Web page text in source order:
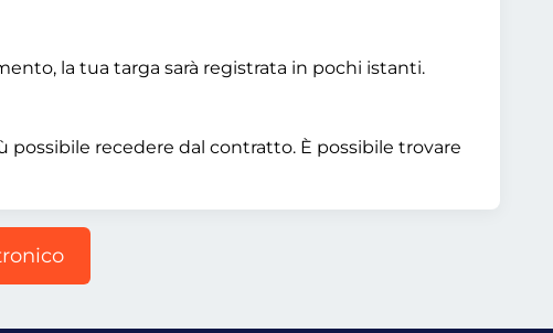
la tua targa sarà registrata in pochi istanti.
recedere dal contratto. È possibile trovare